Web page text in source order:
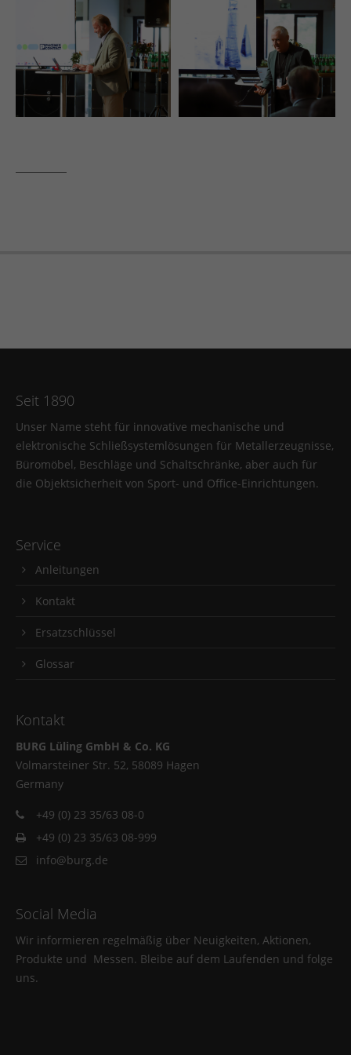
Seit 1890
Unser Name steht für innovative mechanische und
elektronische Schließsystemlösungen für Metallerzeugnisse,
Büromöbel, Beschläge und Schaltschränke, aber auch für
die Objektsicherheit von Sport- und Office-Einrichtungen.
Service
Anleitungen
Kontakt
Ersatzschlüssel
Glossar
Kontakt
BURG Lüling GmbH & Co. KG
Volmarsteiner Str. 52, 58089 Hagen
Germany
+49 (0) 23 35/63 08-0
+49 (0) 23 35/63 08-999
info@burg.de
Social Media
Wir informieren regelmäßig über Neuigkeiten, Aktionen,
Produkte und Messen. Bleibe auf dem Laufenden und folge
uns.